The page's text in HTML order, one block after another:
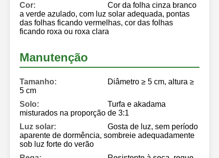
Cor:
Cor da folha cinza branco
a verde azulado, com luz solar adequada, pontas
das folhas ficando vermelhas, cor das folhas
ficando roxa ou roxa clara
Manutenção
Tamanho:
Diâmetro ≥ 5 cm, altura ≥
5 cm
Solo:
Turfa e akadama
misturados na proporção de 3:1
Luz solar:
Gosta de luz, sem período
aparente de dormência, sombreie adequadamente
sob luz forte do verão